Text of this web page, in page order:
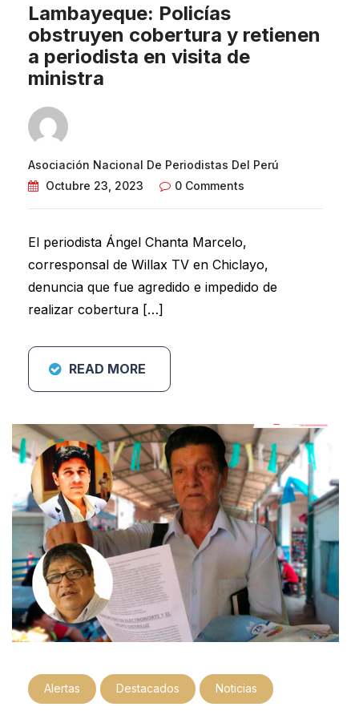
Lambayeque: Policías
obstruyen cobertura y retienen
a periodista en visita de
ministra
Asociación Nacional De Periodistas Del Perú
Octubre 23, 2023
0 Comments
El periodista Ángel Chanta Marcelo,
corresponsal de Willax TV en Chiclayo,
denuncia que fue agredido e impedido de
realizar cobertura […]
READ MORE
Alertas Destacados Noticias